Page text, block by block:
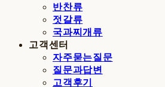
반찬류
젓갈류
국과찌개류
고객센터
자주묻는질문
질문과답변
고객후기